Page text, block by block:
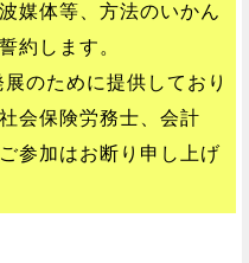
媒体等、方法のいかん
約します。
のために提供しており
会保険労務士、会計
参加はお断り申し上げ